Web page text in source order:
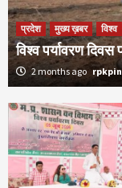
प्रदेश मुख्य ख़बर विश्व
विश्व पर्यावरण दिवस
2 months ago